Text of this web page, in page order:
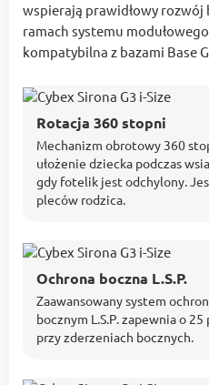
wspierają prawidłowy rozwój
ramach systemu
kompatybilna z bazami Base
Rotacja 360 stopni
Mechanizm obrotowy 360
ułożenie dziecka podczas
gdy fotelik jest odchylony.
pleców rodzica.
Ochrona boczna L.S.P.
Zaawansowany system
bocznym L.S.P. zapewnia o
przy zderzeniach bocznych.